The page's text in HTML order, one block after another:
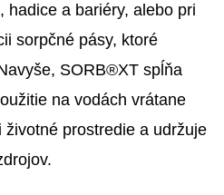
hadice a bariéry, alebo pri
sorpčné pásy, ktoré
SORB®XT spĺňa
na vodách vrátane
prostredie a udržuje